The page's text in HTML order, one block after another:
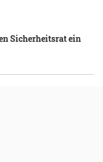
Sicherheitsrat ein